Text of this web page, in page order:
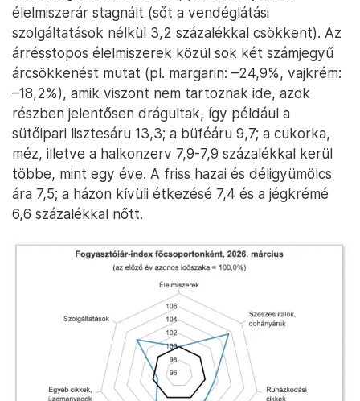
élelmiszerár stagnált (sőt a vendéglátási
szolgáltatások nélkül 3,2 százalékkal csökkent). Az
árrésstopos élelmiszerek közül sok két számjegyű
árcsökkenést mutat (pl. margarin: –24,9%, vajkrém:
–18,2%), amik viszont nem tartoznak ide, azok
részben jelentősen drágultak, így például a
sütőipari lisztesáru 13,3; a büféáru 9,7; a cukorka,
méz, illetve a halkonzerv 7,9-7,9 százalékkal kerül
többe, mint egy éve. A friss hazai és déligyümölcs
ára 7,5; a házon kívüli étkezésé 7,4 és a jégkrémé
6,6 százalékkal nőtt.